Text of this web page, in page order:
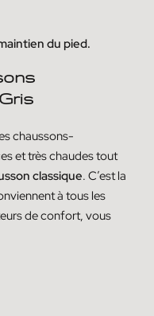
du pied.
chaussons-
et très chaudes tout
classique. C’est la
à tous les
de confort, vous